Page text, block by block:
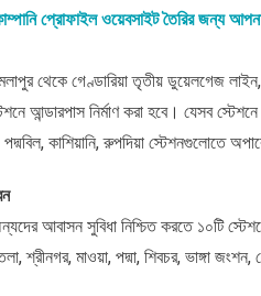
প্রোফাইল ওয়েবসাইট তৈরির জন্য
থেকে গেণ্ডারিয়া তৃতীয় ডুয়েলগেজ
আন্ডারপাস নির্মাণ করা হবে। যেসব
কাশিয়ানি, রুপদিয়া স্টেশনগুলোতে
আবাসন সুবিধা নিশ্চিত করতে ১০টি
শ্রীনগর, মাওয়া, পদ্মা, শিবচর, ভাঙ্গা